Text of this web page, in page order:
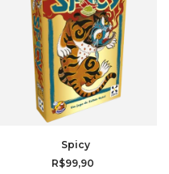
Spicy
R$99,90